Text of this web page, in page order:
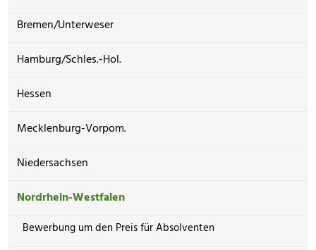
Bremen/Unterweser
Hamburg/Schles.-Hol.
Hessen
Mecklenburg-Vorpom.
Niedersachsen
Nordrhein-Westfalen
Bewerbung um den Preis für Absolventen